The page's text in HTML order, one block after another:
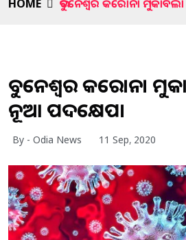
HOME ଭୁବନେଶ୍ୱର କରୋନା
ଭୁବନେଶ୍ୱର କରୋନା
ନୂଆ ପଦକ୍ଷେପ।
By - Odia News 11 Sep, 2020